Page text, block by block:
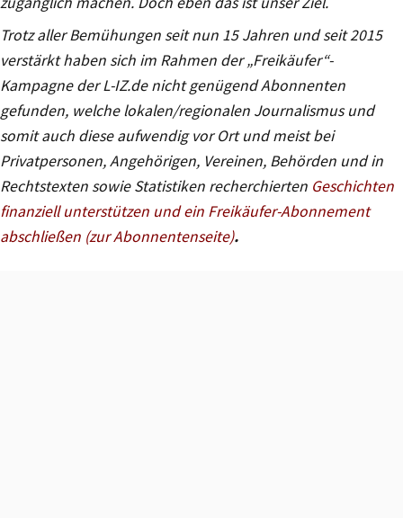
Trotz aller Bemühungen seit nun 15 Jahren und seit 2015
verstärkt haben sich im Rahmen der „Freikäufer“-
Kampagne der L-IZ.de nicht genügend Abonnenten
gefunden, welche lokalen/regionalen Journalismus und
somit auch diese aufwendig vor Ort und meist bei
Privatpersonen, Angehörigen, Vereinen, Behörden und in
Rechtstexten sowie Statistiken recherchierten Geschichten
finanziell unterstützen und ein Freikäufer-Abonnement
abschließen (zur Abonnentenseite).